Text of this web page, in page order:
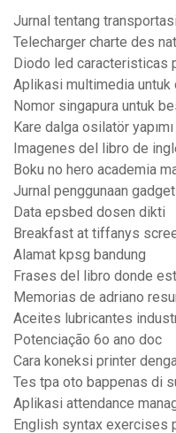
Jurnal tentang
Telecharger charte des
Diodo led caracteristicas
Aplikasi multimedia untuk
Nomor singapura untuk
Kare dalga osilatör yapımı
Imagenes del libro de
Boku no hero academia
Jurnal penggunaan
Data epsbed dosen dikti
Breakfast at tiffanys
Alamat kpsg bandung
Frases del libro donde
Memorias de adriano
Aceites lubricantes
Potenciação 6o ano doc
Cara koneksi printer
Tes tpa oto bappenas di
Aplikasi attendance
English syntax exercises